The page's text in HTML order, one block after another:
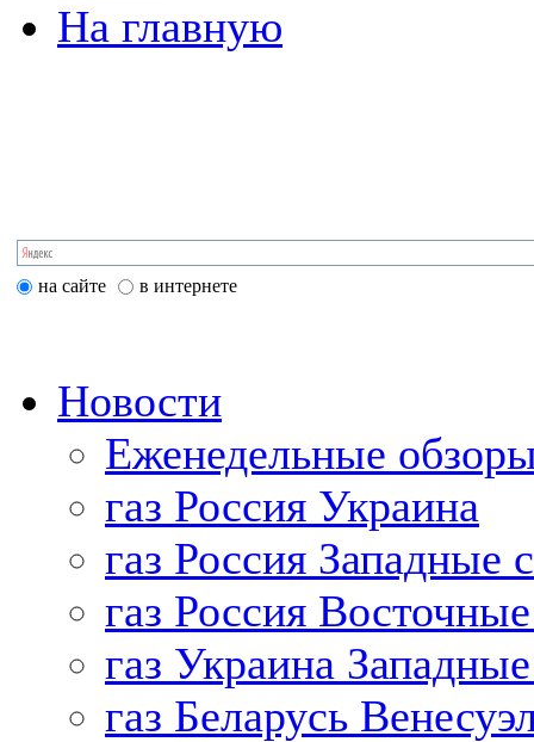
На главную
на сайте в интернете
Новости
Еженедельные
газ Россия Украина
газ Россия Западные
газ Россия
газ Украина
газ Беларусь